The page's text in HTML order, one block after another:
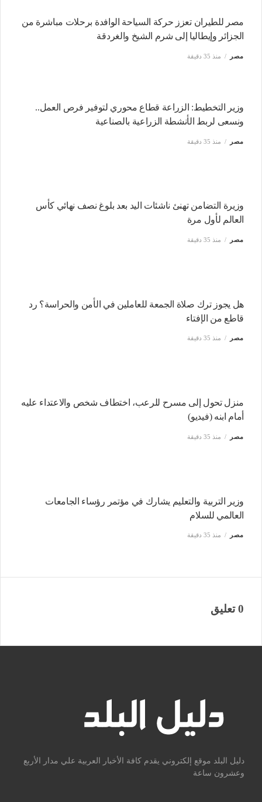
مصر للطيران تعزز حركة السياحة الوافدة برحلات مباشرة من
الجزائر وإيطاليا إلى شرم الشيخ والغردقة
مصر منذ 35 دقيقة
وزير التخطيط: الزراعة قطاع محوري لتوفير فرص العمل..
ونسعى لربط الأنشطة الزراعية بالصناعية
مصر منذ 35 دقيقة
وزيرة التضامن تهنئ ناشئات اليد بعد بلوغ نصف نهائي كأس
العالم لأول مرة
مصر منذ 35 دقيقة
هل يجوز ترك صلاة الجمعة للعاملين في الأمن والحراسة؟ رد
قاطع من الإفتاء
مصر منذ 35 دقيقة
منزل تحول إلى مسرح للرعب، اختطاف شخص والاعتداء عليه
أمام ابنه (فيديو)
مصر منذ 35 دقيقة
وزير التربية والتعليم يشارك في مؤتمر رؤساء الجامعات
العالمي للسلام
مصر منذ 35 دقيقة
0 تعليق
دليل البلد موقع إلكتروني يقدم كافة الأخبار العربية علي مدار الأربع
وعشرون ساعة